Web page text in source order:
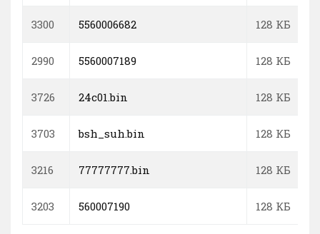
3300 5560006682 128 КБ
2990 5560007189 128 КБ
3726 24c01.bin 128 КБ
3703 bsh_suh.bin 128 КБ
3216 77777777.bin 128 КБ
3203 560007190 128 КБ